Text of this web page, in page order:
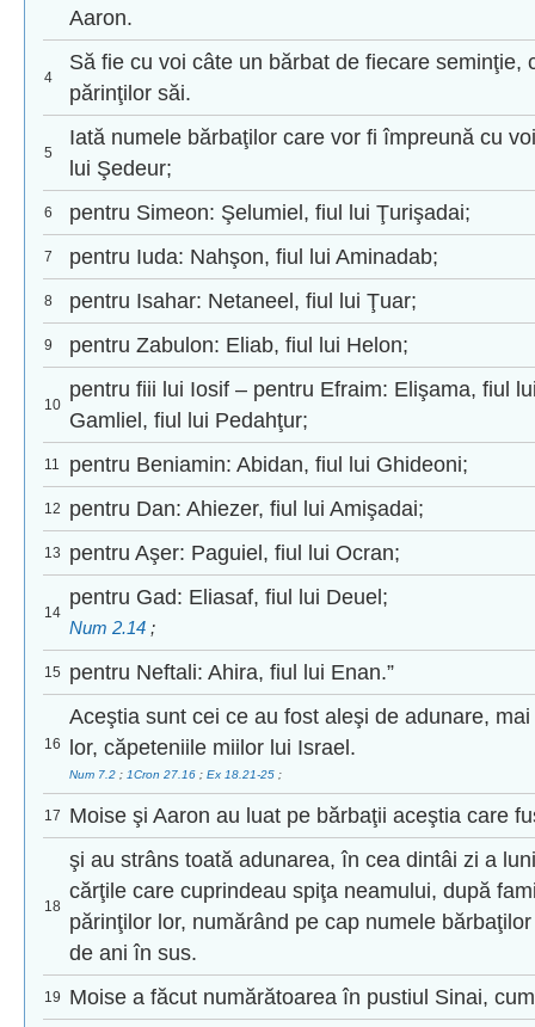
Aaron.
4
Să fie cu voi câte un bărbat de fiecare seminţie,
părinţilor săi.
5
Iată numele bărbaţilor care vor fi împreună cu
lui Şedeur;
6 pentru Simeon: Şelumiel, fiul lui Ţurişadai;
7 pentru Iuda: Nahşon, fiul lui Aminadab;
8 pentru Isahar: Netaneel, fiul lui Ţuar;
9 pentru Zabulon: Eliab, fiul lui Helon;
10
pentru fiii lui Iosif – pentru Efraim: Elişama, fiul
Gamliel, fiul lui Pedahţur;
11 pentru Beniamin: Abidan, fiul lui Ghideoni;
12 pentru Dan: Ahiezer, fiul lui Amişadai;
13 pentru Aşer: Paguiel, fiul lui Ocran;
14
pentru Gad: Eliasaf, fiul lui Deuel;
Num 2.14 ;
15 pentru Neftali: Ahira, fiul lui Enan.”
16
Aceştia sunt cei ce au fost aleşi de adunare,
lor, căpeteniile miilor lui Israel.
Num 7.2 ; 1Cron 27.16 ; Ex 18.21-25 ;
17 Moise şi Aaron au luat pe bărbaţii aceştia care
18
şi au strâns toată adunarea, în cea dintâi zi a
cărţile care cuprindeau spiţa neamului, după
părinţilor lor, numărând pe cap numele
de ani în sus.
19 Moise a făcut numărătoarea în pustiul Sinai,